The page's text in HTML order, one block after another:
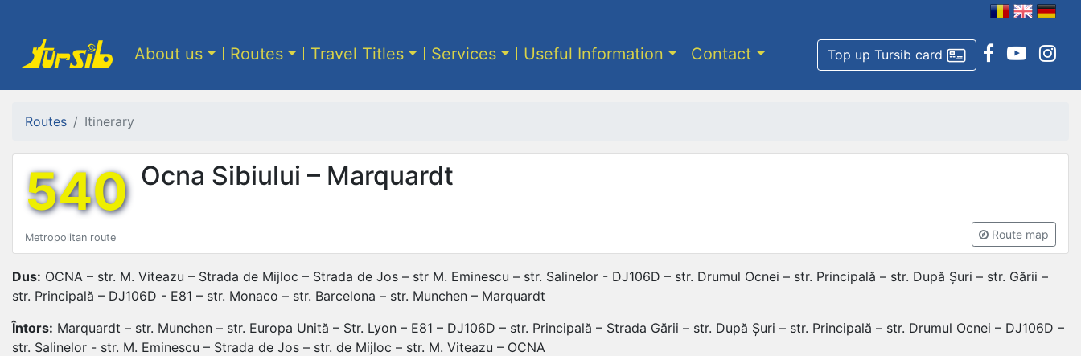
Top up Tursib card
About us Routes Travel Titles Services Useful Information Contact
Routes Itinerary
540 Ocna Sibiului – Marquardt
Metropolitan route Route map
Dus: OCNA – str. M. Viteazu – Strada de Mijloc – Strada de Jos – str M. Eminescu – str. Salinelor - DJ106D – str. Drumul Ocnei – str. Principală – str. După Șuri – str. Gării –
str. Principală – DJ106D - E81 – str. Monaco – str. Barcelona – str. Munchen – Marquardt
Întors: Marquardt – str. Munchen – str. Europa Unită – Str. Lyon – E81 – DJ106D – str. Principală – Strada Gării – str. După Șuri – str. Principală – str. Drumul Ocnei – DJ106D –
str. Salinelor - str. M. Eminescu – Strada de Jos – str. de Mijloc – str. M. Viteazu – OCNA